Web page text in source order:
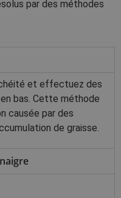
par des méthodes
et effectuez des
bas. Cette méthode
causée par des
de graisse.